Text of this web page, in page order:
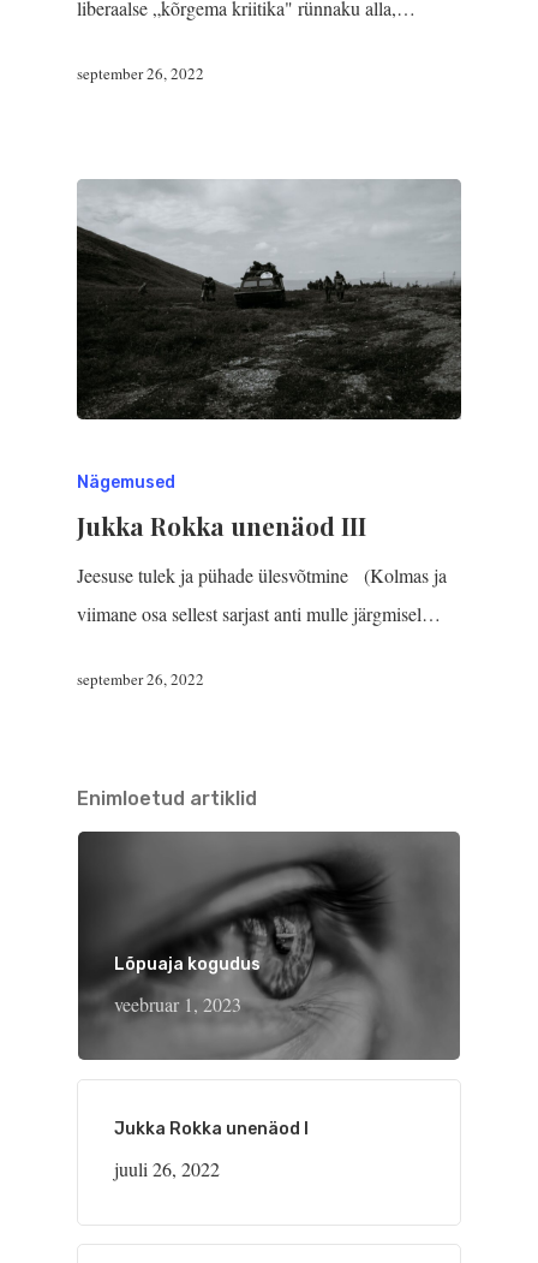
liberaalse „kõrgema kriitika" rünnaku alla,…
september 26, 2022
Nägemused
Jukka Rokka unenäod III
Jeesuse tulek ja pühade ülesvõtmine (Kolmas ja
viimane osa sellest sarjast anti mulle järgmisel…
september 26, 2022
Enimloetud artiklid
Lõpuaja kogudus
veebruar 1, 2023
Jukka Rokka unenäod I
juuli 26, 2022